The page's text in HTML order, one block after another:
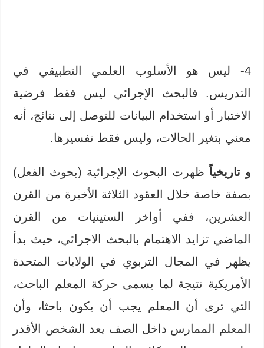
4- ليس هو الأسلوب العلمي التطبيقي في
التدريس. فالبحث الإجرائي ليس فقط فرضية
الاختبار أو استخدام البيانات للتوصل إلى نتائج، أنه
معني بتغير الحالات، وليس فقط تفسيرها.
وتاريخياً ظهرت البحوث الإجرائية (بحوث الفعل)
بصفة خاصة خلال العقود الثلاثة الأخيرة من القرن
العشرين، ففي أواخر الستينيات من القرن
الماضي تزايد الاهتمام بالبحث الاجرائي، حيث بدأ
يظهر في المجال التربوي في الولايات المتحدة
الأمريكية نتيجة لما يسمى حركة المعلم الباحث،
التي ترى أن المعلم يجب أن يكون باحثا، وأن
المعلم الممارس داخل الصف يعد الشخص الأقدر